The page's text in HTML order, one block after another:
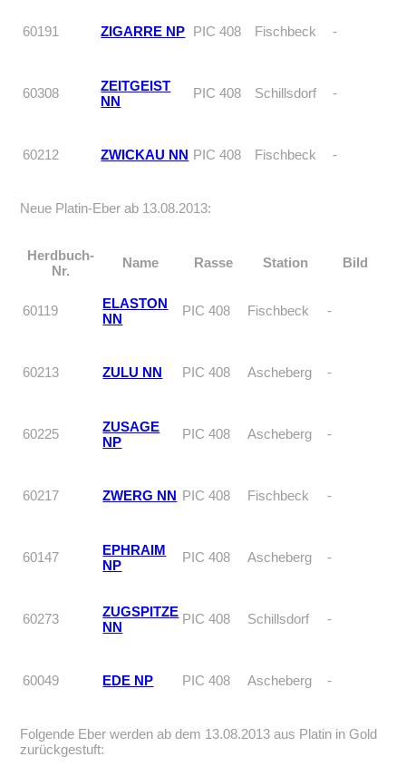
60191 ZIGARRE NP PIC 408 Fischbeck -
60308
ZEITGEIST
NN
PIC 408 Schillsdorf -
60212 ZWICKAU NN PIC 408 Fischbeck -
Neue Platin-Eber ab 13.08.2013:
Herdbuch-
Nr.
Name Rasse Station Bild
60119
ELASTON
NN
PIC 408 Fischbeck -
60213 ZULU NN PIC 408 Ascheberg -
60225
ZUSAGE
NP
PIC 408 Ascheberg -
60217 ZWERG NN PIC 408 Fischbeck -
60147
EPHRAIM
NP
PIC 408 Ascheberg -
60273
ZUGSPITZE
NN
PIC 408 Schillsdorf -
60049 EDE NP PIC 408 Ascheberg -
Folgende Eber werden ab dem 13.08.2013 aus Platin in Gold
zurückgestuft: